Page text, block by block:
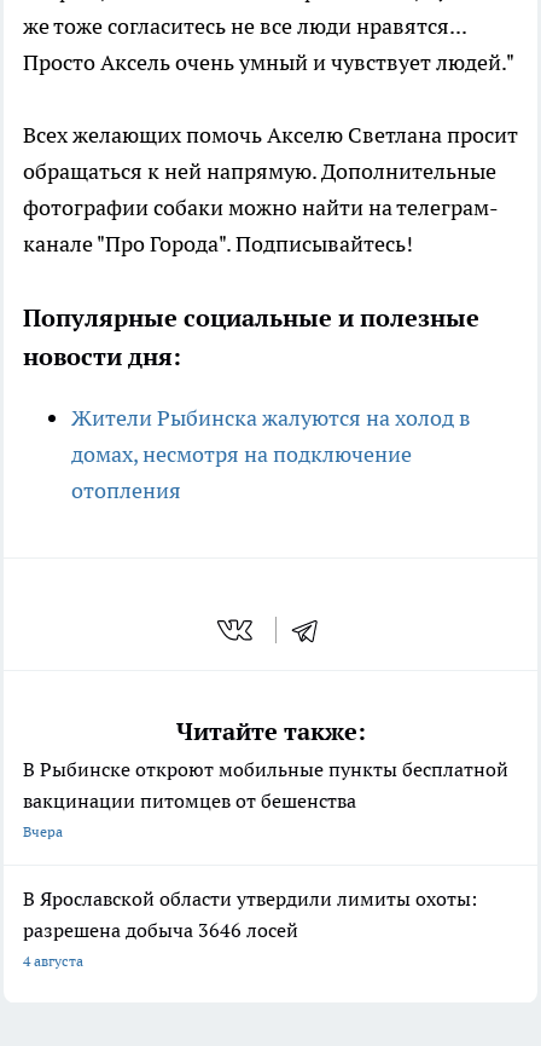
же тоже согласитесь не все люди нравятся...
Просто Аксель очень умный и чувствует людей."
Всех желающих помочь Акселю Светлана просит
обращаться к ней напрямую. Дополнительные
фотографии собаки можно найти на телеграм-
канале "Про Города". Подписывайтесь!
Популярные социальные и полезные
новости дня:
Жители Рыбинска жалуются на холод в
домах, несмотря на подключение
отопления
Читайте также:
В Рыбинске откроют мобильные пункты бесплатной
вакцинации питомцев от бешенства
Вчера
В Ярославской области утвердили лимиты охоты:
разрешена добыча 3646 лосей
4 августа